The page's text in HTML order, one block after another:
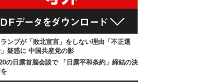
ンプが「敗北宣言」をしない理由「不正選
疑惑に 中国共産党の影
の日露首脳会談で 「日露平和条約」締結の決